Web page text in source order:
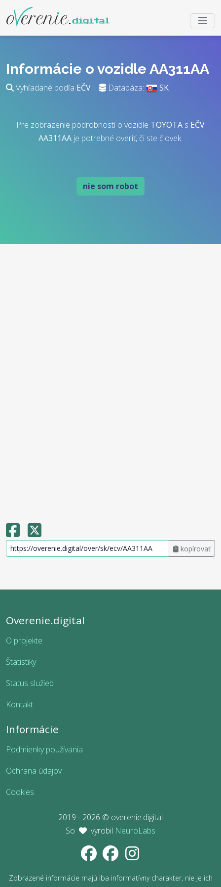
Informácie o vozidle AA311AA
Vyhľadané podľa EČV | Databáza: SK
Pre zobrazenie podrobností o vozidle TOYOTA s EČV
AA311AA je potrebné overiť, či ste človek.
nie som robot
kopírovať
Overenie.digital
O projekte
Štatistiky
Status služieb
Kontakt
Informácie
Podmienky používania
Ochrana údajov
Cookies
2019 - 2026 © overenie.digital
So
vyrobil NeuroLabs
Zobrazené informácie majú iba informatívny charakter, nie je ich